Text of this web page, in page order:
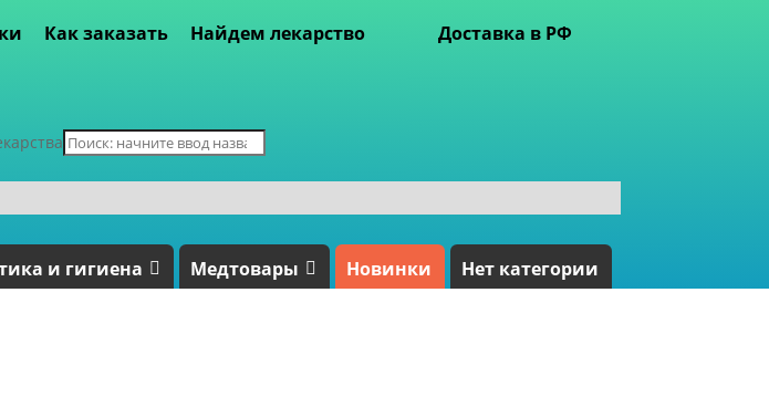
Как заказать Найдем лекарство Доставка в РФ
и гигиена Медтовары Новинки Нет категории